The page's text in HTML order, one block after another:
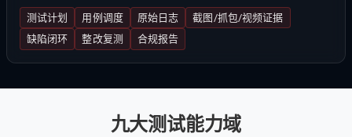
测试计划 用例调度 原始日志
截图/抓包/视频证据
缺陷闭环
整改复测 合规报告
九大测试能力域